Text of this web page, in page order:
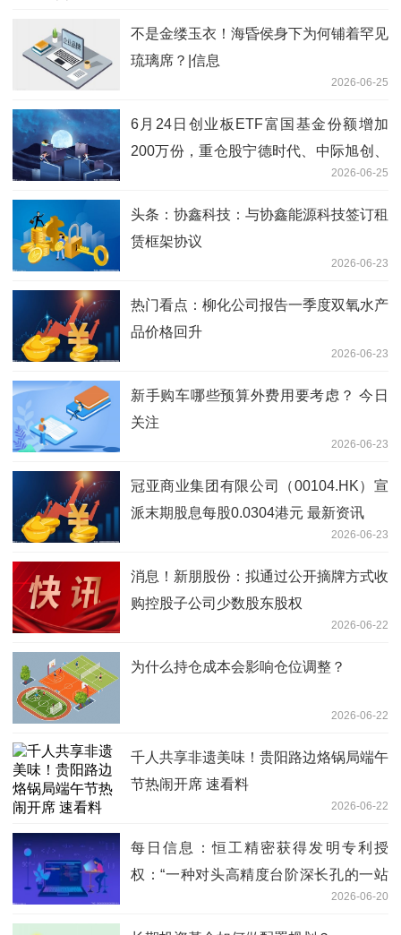
不是金缕玉衣！海昏侯身下为何铺着罕见
琉璃席？|信息
2026-06-25
6月24日创业板ETF富国基金份额增加
200万份，重仓股宁德时代、中际旭创、
2026-06-25
头条：协鑫科技：与协鑫能源科技签订租
赁框架协议
2026-06-23
热门看点：柳化公司报告一季度双氧水产
品价格回升
2026-06-23
新手购车哪些预算外费用要考虑？ 今日
关注
2026-06-23
冠亚商业集团有限公司（00104.HK）宣
派末期股息每股0.0304港元 最新资讯
2026-06-23
消息！新朋股份：拟通过公开摘牌方式收
购控股子公司少数股东股权
2026-06-22
为什么持仓成本会影响仓位调整？
2026-06-22
千人共享非遗美味！贵阳路边烙锅局端午
节热闹开席 速看料
2026-06-22
每日信息：恒工精密获得发明专利授
权：“一种对头高精度台阶深长孔的一站
2026-06-20